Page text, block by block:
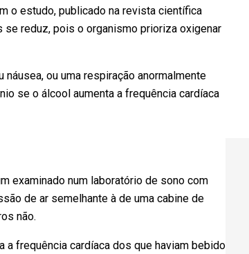
o estudo, publicado na revista científica
reduz, pois o organismo prioriza oxigenar
ou uma respiração anormalmente
se o álcool aumenta a frequência cardíaca
examinado num laboratório de sono com
de ar semelhante à de uma cabine de
não.
a frequência cardíaca dos que haviam bebido